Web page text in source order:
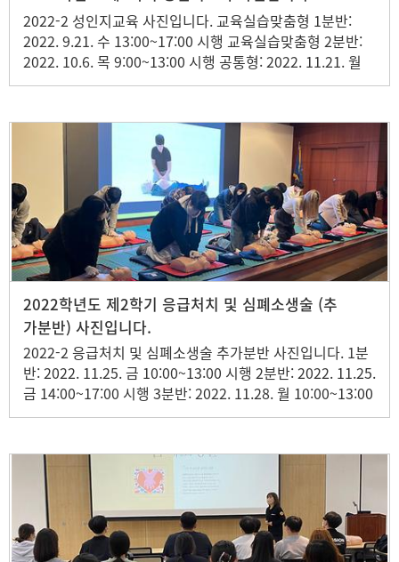
2022-2 성인지교육 사진입니다. 교육실습맞춤형 1분반:
2022. 9.21. 수 13:00~17:00 시행 교육실습맞춤형 2분반:
2022. 10.6. 목 9:00~13:00 시행 공통형: 2022. 11.21. 월
13:00~17:00 시행 학과맞춤형: 2022. 11.23. 수
2022학년도 제2학기 응급처치 및 심폐소생술 (추
가분반) 사진입니다.
2022-2 응급처치 및 심폐소생술 추가분반 사진입니다. 1분
반: 2022. 11.25. 금 10:00~13:00 시행 2분반: 2022. 11.25.
금 14:00~17:00 시행 3분반: 2022. 11.28. 월 10:00~13:00
시행 4분반: 2022. 11.29. 화 10:00~13:00 시행